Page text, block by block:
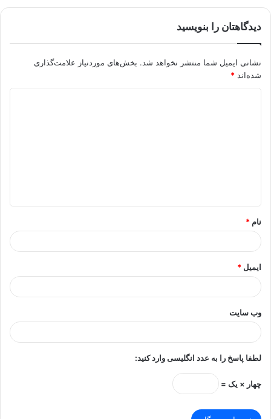
دیدگاهتان را بنویسید
نشانی ایمیل شما منتشر نخواهد شد. بخش‌های موردنیاز علامت‌گذاری
شده‌اند *
*
نام *
ایمیل *
وب‌ سایت
لطفا پاسخ را به عدد انگلیسی وارد کنید:
چهار × یک =